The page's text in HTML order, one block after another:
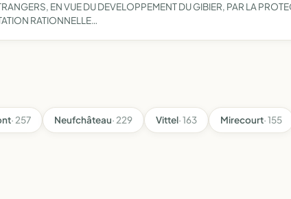
EN VUE DU DEVELOPPEMENT DU GIBIER, PAR LA
RATIONNELLE…
· 257 Neufchâteau· 229 Vittel· 163 Mirecourt· 155